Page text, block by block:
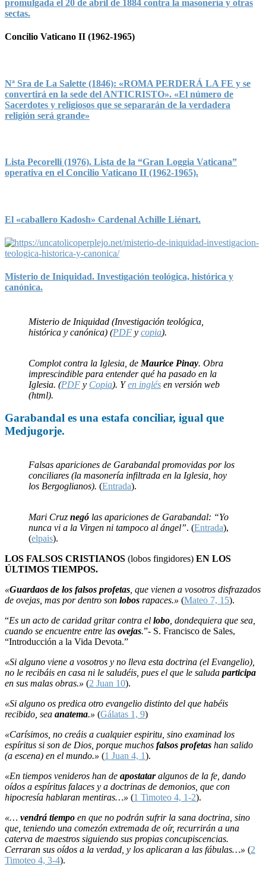
promulgada el 20 de abril de 1884 contra la masonería y otras
sectas.
Concilio Vaticano II (1962-1965)
Nª Sra de La Salette (1846): «ROMA PERDERÁ LA FE y se
convertirá en la sede del ANTICRISTO». «El número de
Sacerdotes y religiosos que se separarán de la verdadera
religión será grande»
Lista Pecorelli (1976). Lista de la “Gran Loggia Vaticana”
operativa en el Concilio Vaticano II (1962-1965).
El «caballero Kadosh» Cardenal Achille Liénart.
Misterio de Iniquidad. Investigación teológica, histórica y
canónica.
Misterio de Iniquidad (Investigación teológica,
histórica y canónica) (PDF y copia).
Complot contra la Iglesia, de Maurice Pinay. Obra
imprescindible para entender qué ha pasado en la
Iglesia. (PDF y Copia). Yen inglés en versión web
(html).
Garabandal es una estafa conciliar, igual que
Medjugorje.
Falsas apariciones de Garabandal promovidas por los
conciliares (la masonería infiltrada en la Iglesia, hoy
los Bergoglianos). (Entrada).
Mari Cruz negó las apariciones de Garabandal: “Yo
nunca vi a la Virgen ni tampoco al ángel”. (Entrada),
(elpais).
LOS FALSOS CRISTIANOS (lobos fingidores) EN LOS
ÚLTIMOS TIEMPOS.
«Guardaos de los falsos profetas , que vienen a vosotros disfrazados
de ovejas, mas por dentro son lobos rapaces.» (Mateo 7, 15).
“Es un acto de caridad gritar contra el lobo , dondequiera que sea,
cuando se encuentre entre las ovejas.”- S. Francisco de Sales,
“Introducción a la Vida Devota.”
«Si alguno viene a vosotros y no lleva esta doctrina (el Evangelio),
no le recibáis en casa ni le saludéis, pues el que le saluda participa
en sus malas obras.» (2 Juan 10).
«Si alguno os predica otro evangelio distinto del que habéis
recibido, sea anatema.» (Gálatas 1, 9)
«Carísimos, no creáis a cualquier espiritu, sino examinad los
espíritus si son de Dios, porque muchos falsos profetas han salido
(a escena) en el mundo.» (1 Juan 4, 1).
«En tiempos venideros han de apostataralgunos de la fe, dando
oídos a espíritus falaces y a doctrinas de demonios, que con
hipocresía hablaran mentiras…» (1 Timoteo 4, 1-2).
«… vendrá tiempo en que no podrán sufrir la sana doctrina, sino
que, teniendo una comezón extremada de oír, recurrirán a una
caterva de maestros siguiendo sus propias concupiscencias.
Cerraran sus oídos a la verdad, y los aplicaran a las fábulas…» (2
Timoteo 4, 3-4).